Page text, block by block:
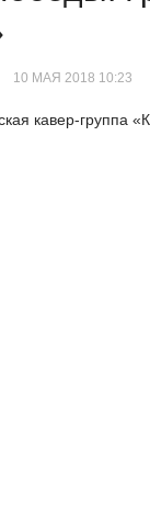
10 МАЯ 2018 10:23
кавер-группа